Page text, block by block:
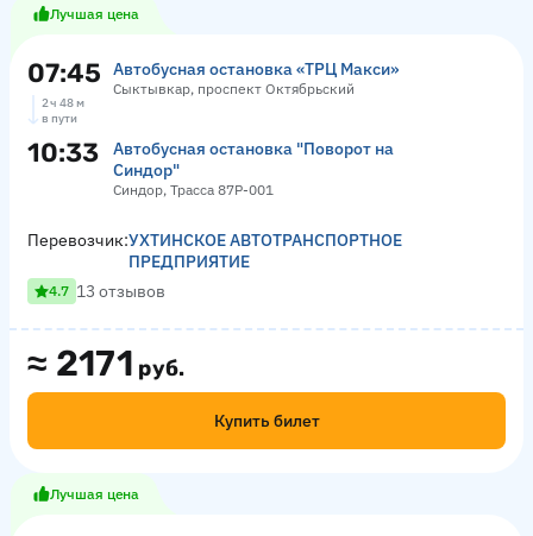
Лучшая цена
07:45 Автобусная остановка «ТРЦ Макси»
Сыктывкар, проспект Октябрьский
2 ч 48 м
в пути
10:33
Автобусная остановка "Поворот на
Синдор"
Синдор, Трасса 87Р-001
≈ 2171 руб.
Купить билет
Перевозчик:УХТИНСКОЕ АВТОТРАНСПОРТНОЕ
ПРЕДПРИЯТИЕ
4.7 13 отзывов
Лучшая цена